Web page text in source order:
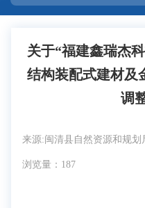
关于“福建鑫瑞杰
结构装配式建材及
调
来源:闽清县自然资源和规划
浏览量：187